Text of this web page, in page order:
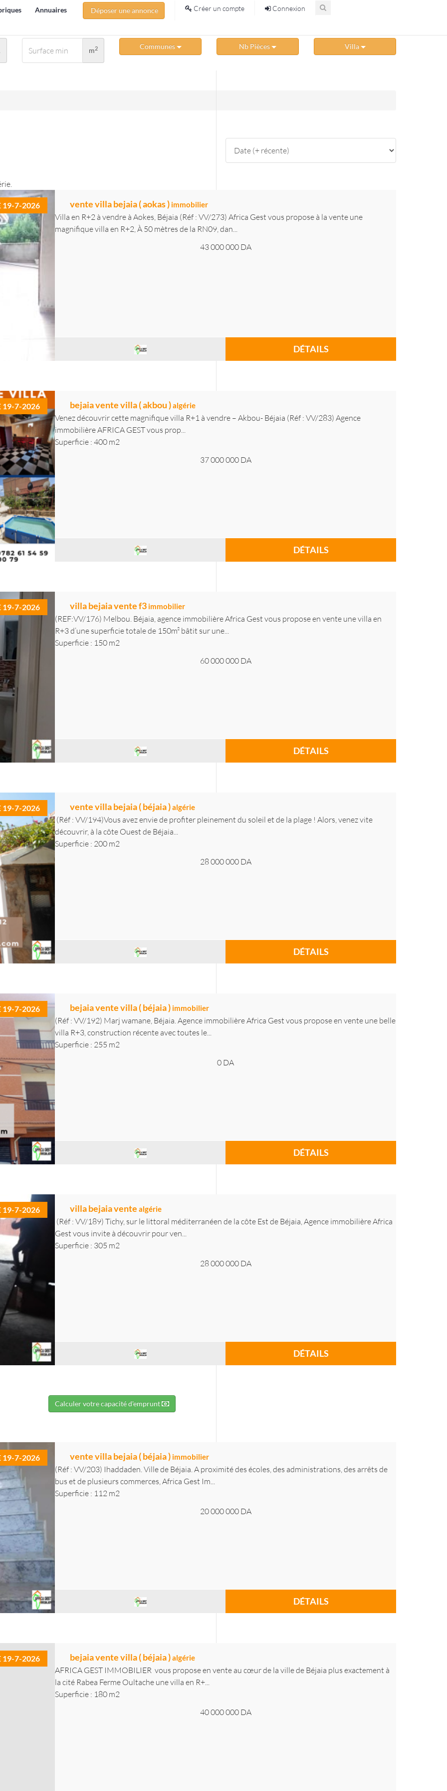
Annuaires Déposer une annonce Créer un compte Connexion
m2 Communes Nb Pièces Villa
19-7-2026 vente villa bejaia ( aokas ) immobilier
Villa en R+2 à vendre à Aokes, Béjaia (Réf : VV/273) Africa Gest vous propose à la vente une
magnifique villa en R+2, À 50 mètres de la RN09, dan...
43 000 000 DA
DÉTAILS
19-7-2026 bejaia vente villa ( akbou )algérie
Venez découvrir cette magnifique villa R+1 à vendre – Akbou- Béjaia (Réf : VV/283) Agence
immobilière AFRICA GEST vous prop...
Superficie : 400 m2
37 000 000 DA
DÉTAILS
19-7-2026 villa bejaia vente f3 immobilier
(REF:VV/176) Melbou. Béjaia, agence immobilière Africa Gest vous propose en vente une villa en
R+3 d’une superficie totale de 150m² bâtit sur une...
Superficie : 150 m2
60 000 000 DA
DÉTAILS
19-7-2026 vente villa bejaia ( béjaia )algérie
(Réf : VV/194)Vous avez envie de profiter pleinement du soleil et de la plage ! Alors, venez vite
découvrir, à la côte Ouest de Béjaia...
Superficie : 200 m2
28 000 000 DA
DÉTAILS
19-7-2026 bejaia vente villa ( béjaia ) immobilier
(Réf : VV/192) Marj wamane, Béjaia. Agence immobilière Africa Gest vous propose en vente une belle
villa R+3, construction récente avec toutes le...
Superficie : 255 m2
0 DA
DÉTAILS
19-7-2026 villa bejaia vente algérie
(Réf : VV/189) Tichy, sur le littoral méditerranéen de la côte Est de Béjaia, Agence immobilière Africa
Gest vous invite à découvrir pour ven...
Superficie : 305 m2
28 000 000 DA
DÉTAILS
Calculer votre capacité d'emprunt
19-7-2026 vente villa bejaia ( béjaia ) immobilier
(Réf : VV/203) Ihaddaden. Ville de Béjaia. A proximité des écoles, des administrations, des arrêts de
bus et de plusieurs commerces, Africa Gest Im...
Superficie : 112 m2
20 000 000 DA
DÉTAILS
19-7-2026 bejaia vente villa ( béjaia )algérie
AFRICA GEST IMMOBILIER vous propose en vente au cœur de la ville de Béjaia plus exactement à
la cité Rabea Ferme Oultache une villa en R+...
Superficie : 180 m2
40 000 000 DA